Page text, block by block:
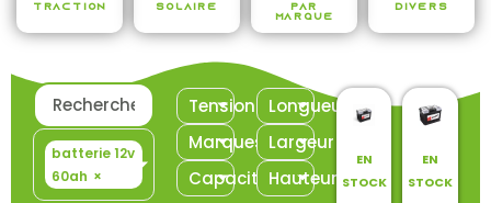
Traction Solaire
Par
Marque
Divers
batterie 12v
60ah ×
Tension
Marques
Capacité
Longueur
Largeur
Hauteur
EN
STOCK
EN
STOCK